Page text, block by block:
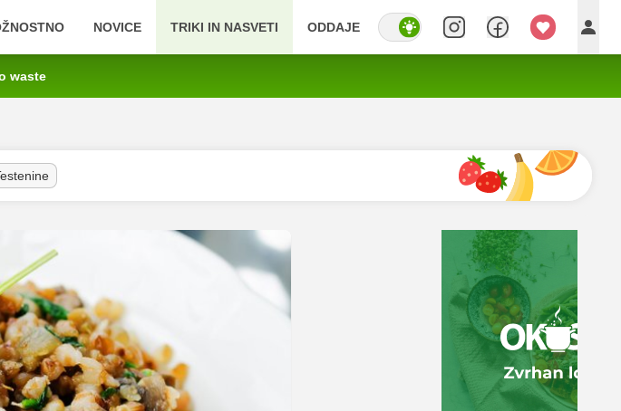
NOVICE TRIKI IN NASVETI ODDAJE
waste